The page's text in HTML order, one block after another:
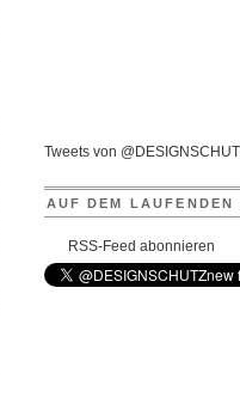
Tweets von
AUF DEM LAUFENDEN
RSS-Feed abonnieren